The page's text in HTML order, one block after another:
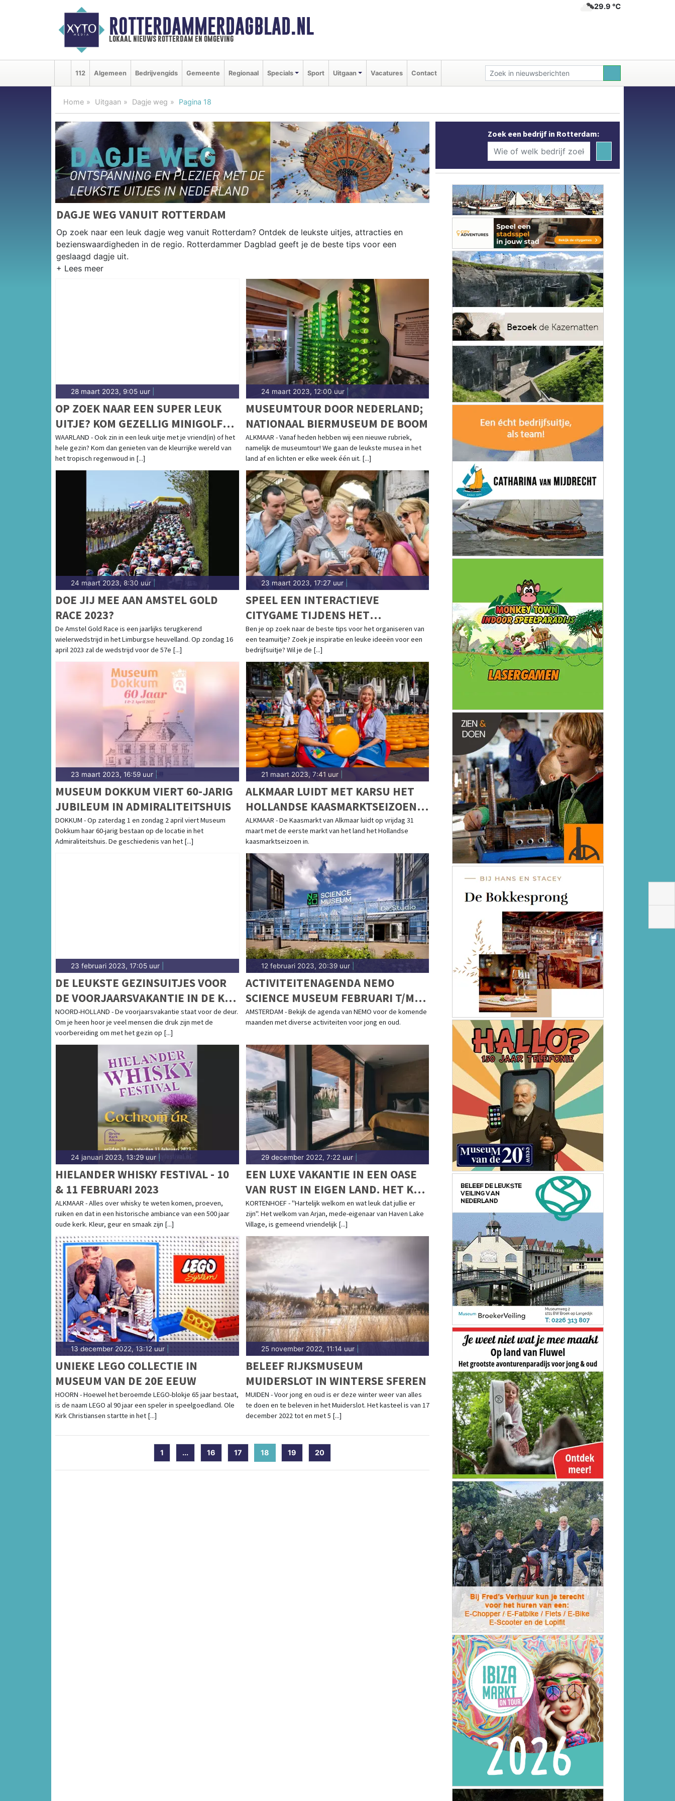
ROTTERDAMMERDAGBLAD.NL
lokaal nieuws rotterdam en omgeving
29.9 ℃
112 Algemeen Bedrijvengids Gemeente Regionaal Specials Sport Uitgaan Vacatures Contact
Home Uitgaan Dagje weg Pagina 18
DAGJE WEG VANUIT ROTTERDAM
Op zoek naar een leuk dagje weg vanuit Rotterdam? Ontdek de leukste uitjes, attracties en
bezienswaardigheden in de regio. Rotterdammer Dagblad geeft je de beste tips voor een
geslaagd dagje uit.
28 maart 2023, 9:05 uur
OP ZOEK NAAR EEN SUPER LEUK
UITJE? KOM GEZELLIG MINIGOLFEN
OF WANDEL TUSSEN DE MOOISTE
VLINDERS !
WAARLAND - Ook zin in een leuk uitje met je vriend(in) of het
hele gezin? Kom dan genieten van de kleurrijke wereld van
het tropisch regenwoud in [...]
24 maart 2023, 12:00 uur|
MUSEUMTOUR DOOR NEDERLAND;
NATIONAAL BIERMUSEUM DE BOOM
ALKMAAR - Vanaf heden hebben wij een nieuwe rubriek,
namelijk de museumtour! We gaan de leukste musea in het
land af en lichten er elke week één uit. [...]
24 maart 2023, 8:30 uur
DOE JIJ MEE AAN AMSTEL GOLD
RACE 2023?
De Amstel Gold Race is een jaarlijks terugkerend
wielerwedstrijd in het Limburgse heuvelland. Op zondag 16
april 2023 zal de wedstrijd voor de 57e [...]
23 maart 2023, 17:27 uur|
SPEEL EEN INTERACTIEVE
CITYGAME TIJDENS HET
PERSONEELSUITJE
Ben je op zoek naar de beste tips voor het organiseren van
een teamuitje? Zoek je inspiratie en leuke ideeën voor een
bedrijfsuitje? Wil je de [...]
23 maart 2023, 16:59 uur
MUSEUM DOKKUM VIERT 60-JARIG
JUBILEUM IN ADMIRALITEITSHUIS
DOKKUM - Op zaterdag 1 en zondag 2 april viert Museum
Dokkum haar 60-jarig bestaan op de locatie in het
Admiraliteitshuis. De geschiedenis van het [...]
21 maart 2023, 7:41 uur|
ALKMAAR LUIDT MET KARSU HET
HOLLANDSE KAASMARKTSEIZOEN
IN
ALKMAAR - De Kaasmarkt van Alkmaar luidt op vrijdag 31
maart met de eerste markt van het land het Hollandse
kaasmarktseizoen in.
23 februari 2023, 17:05 uur
DE LEUKSTE GEZINSUITJES VOOR
DE VOORJAARSVAKANTIE IN DE KOP
VAN NOORD-HOLLAND
NOORD-HOLLAND - De voorjaarsvakantie staat voor de deur.
Om je heen hoor je veel mensen die druk zijn met de
voorbereiding om met het gezin op [...]
12 februari 2023, 20:39 uur|
ACTIVITEITENAGENDA NEMO
SCIENCE MUSEUM FEBRUARI T/M
APRIL
AMSTERDAM - Bekijk de agenda van NEMO voor de komende
maanden met diverse activiteiten voor jong en oud.
24 januari 2023, 13:29 uur |
HIELANDER WHISKY FESTIVAL - 10
& 11 FEBRUARI 2023
ALKMAAR - Alles over whisky te weten komen, proeven,
ruiken en dat in een historische ambiance van een 500 jaar
oude kerk. Kleur, geur en smaak zijn [...]
29 december 2022, 7:22 uur|
EEN LUXE VAKANTIE IN EEN OASE
VAN RUST IN EIGEN LAND. HET KAN
BIJ HAVEN LAKE VILLAGE!
KORTENHOEF - "Hartelijk welkom en wat leuk dat jullie er
zijn". Het welkom van Arjan, mede-eigenaar van Haven Lake
Village, is gemeend vriendelijk [...]
13 december 2022, 13:12 uur
UNIEKE LEGO COLLECTIE IN
MUSEUM VAN DE 20E EEUW
HOORN - Hoewel het beroemde LEGO-blokje 65 jaar bestaat,
is de naam LEGO al 90 jaar een speler in speelgoedland. Ole
Kirk Christiansen startte in het [...]
25 november 2022, 11:14 uur|
BELEEF RIJKSMUSEUM
MUIDERSLOT IN WINTERSE SFEREN
MUIDEN - Voor jong en oud is er deze winter weer van alles
te doen en te beleven in het Muiderslot. Het kasteel is van 17
december 2022 tot en met 5 [...]
1 ... 16 17 18 (current)
19 20
Zoek een bedrijf in Rotterdam: